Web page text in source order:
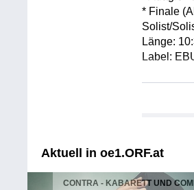
* Finale
Solist/
Länge:
Label:
Länge:
Aktuell in oe1.ORF.at
CONTRA - KABARETT UND